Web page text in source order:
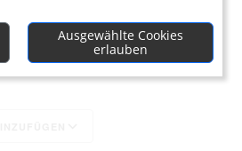
Ausgewählte Cookies
erlauben